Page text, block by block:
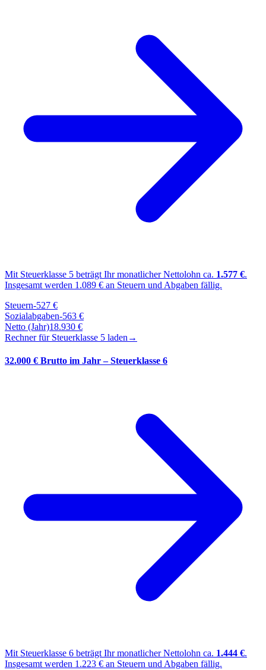
Mit Steuerklasse 5 beträgt Ihr monatlicher Nettolohn ca. 1.577 €.
Insgesamt werden 1.089 € an Steuern und Abgaben fällig.
Steuern-527 €
Sozialabgaben-563 €
Netto (Jahr)18.930 €
Rechner für Steuerklasse 5 laden →
32.000 € Brutto im Jahr – Steuerklasse 6
Mit Steuerklasse 6 beträgt Ihr monatlicher Nettolohn ca. 1.444 €.
Insgesamt werden 1.223 € an Steuern und Abgaben fällig.